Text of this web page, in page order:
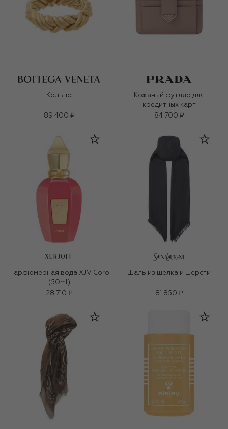
Кольцо
89 400 ₽
Кожаный футляр для
кредитных карт
84 700 ₽
XERJOFF
Парфюмерная вода XJV Coro
(50ml)
28 710 ₽
Шаль из шелка и шерсти
81 850 ₽